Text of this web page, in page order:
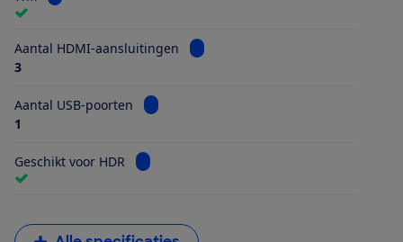
Aantal HDMI-aansluitingen
Bekijk informatie voor Aantal
3
Aantal USB-poorten
Bekijk informatie voor Aantal USB-poorten
1
Geschikt voor HDR Bekijk informatie voor Geschikt voor HDR